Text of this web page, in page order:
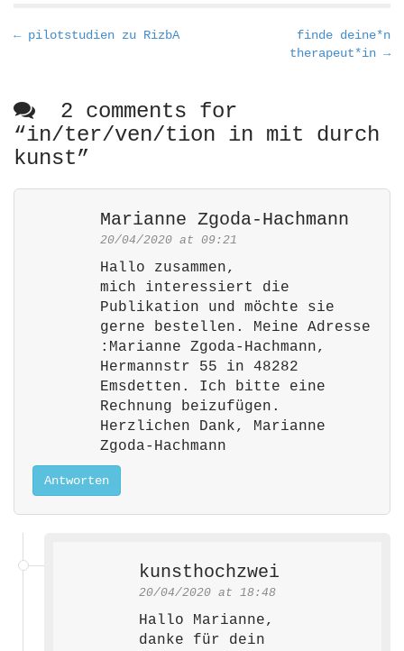
P
t
n
a
← pilotstudien zu RizbA
finde deine*n
therapeut*in →
2 comments for
“in/ter/ven/tion in mit durch
kunst”
Marianne Zgoda-Hachmann
20/04/2020 at 09:21
Hallo zusammen,
mich interessiert die
Publikation und möchte sie
gerne bestellen. Meine Adresse
:Marianne Zgoda-Hachmann,
Hermannstr 55 in 48282
Emsdetten. Ich bitte eine
Rechnung beizufügen.
Herzlichen Dank, Marianne
Zgoda-Hachmann
Antworten
kunsthochzwei
20/04/2020 at 18:48
Hallo Marianne,
danke für dein